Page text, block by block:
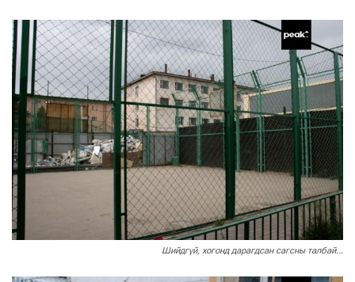
Шийдгүй, хогонд дарагдсан сагсны талбай...